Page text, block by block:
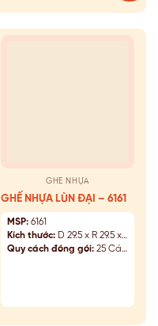
GHẾ NHỰA
GHẾ NHỰA LÙN ĐẠI – 6161
MSP: 6161
Kích thước: D 29.5 x R 29.5 x C 26 (cm)
Quy cách đóng gói: 25 Cái/Kiện